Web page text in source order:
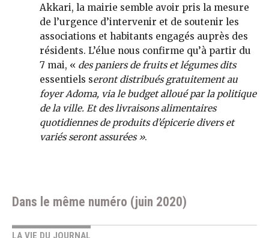
Akkari, la mairie semble avoir pris la mesure
de l’urgence d’intervenir et de soutenir les
associations et habitants engagés auprès des
résidents. L’élue nous confirme qu’à partir du
7 mai, « des paniers de fruits et légumes dits
essentiels seront distribués gratuitement au
foyer Adoma, via le budget alloué par la politique
de la ville. Et des livraisons alimentaires
quotidiennes de produits d’épicerie divers et
variés seront assurées ».
Dans le même numéro (juin 2020)
LA VIE DU JOURNAL